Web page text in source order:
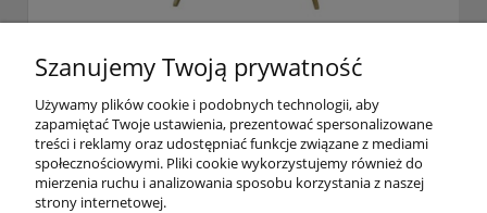
Parawan medyczny składany stacjonarny
1 107,00 zł
zawiera 23% VAT, bez kosztów dostawy
Szanujemy Twoją prywatność
Używamy plików cookie i podobnych technologii, aby
zapamiętać Twoje ustawienia, prezentować spersonalizowane
treści i reklamy oraz udostępniać funkcje związane z mediami
społecznościowymi. Pliki cookie wykorzystujemy również do
mierzenia ruchu i analizowania sposobu korzystania z naszej
strony internetowej.